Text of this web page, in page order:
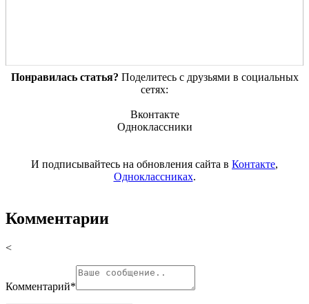
Понравилась статья? Поделитесь с друзьями в социальных
сетях:
Вконтакте
Одноклассники
И подписывайтесь на обновления сайта в Контакте,
Одноклассниках.
Комментарии
<
Комментарий*